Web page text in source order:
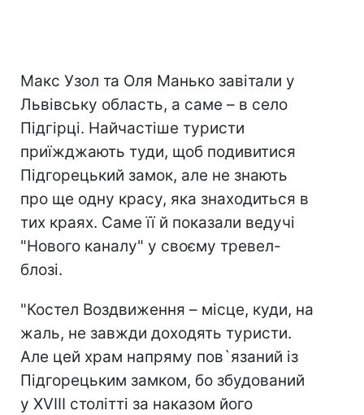
Макс Узол та Оля Манько завітали у
Львівську область, а саме – в село
Підгірці. Найчастіше туристи
приїжджають туди, щоб подивитися
Підгорецький замок, але не знають
про ще одну красу, яка знаходиться в
тих краях. Саме її й показали ведучі
"Нового каналу" у своєму тревел-
блозі.
"Костел Воздвиження – місце, куди, на
жаль, не завжди доходять туристи.
Але цей храм напряму пов`язаний із
Підгорецьким замком, бо збудований
у XVIII столітті за наказом його